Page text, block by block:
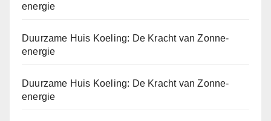
energie
Duurzame Huis Koeling: De Kracht van Zonne-
energie
Duurzame Huis Koeling: De Kracht van Zonne-
energie